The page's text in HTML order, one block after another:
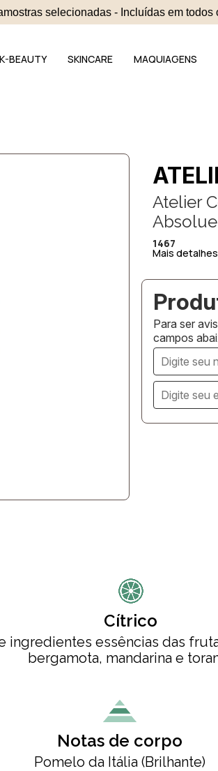
selecionadas - Incluídas em todos
K-BEAUTY SKINCARE MAQUIAGENS
Atelier
1467
Mais detalhes
Para ser
campos
Cítrico
ingredientes essências das
bergamota, mandarina e
Notas de corpo
Pomelo da Itália (Brilhante)